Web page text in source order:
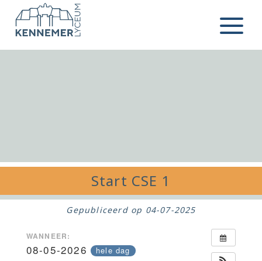
Ga naar de inhoud
Menu
Start CSE 1
Gepubliceerd op 04-07-2025
WANNEER:
08-05-2026 hele dag